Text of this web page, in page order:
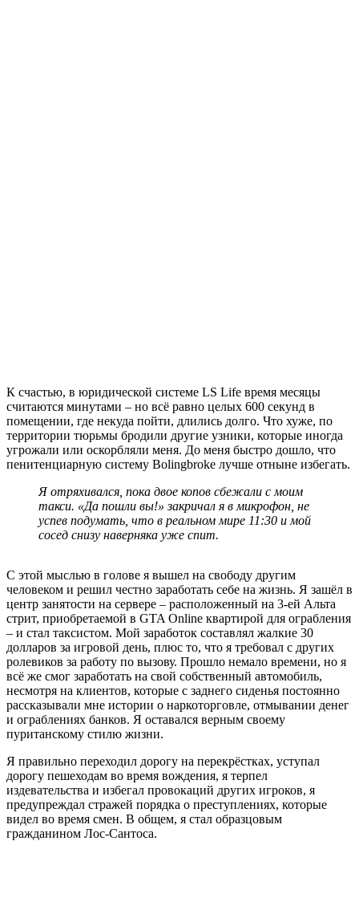
К счастью, в юридической системе LS Life время месяцы
считаются минутами – но всё равно целых 600 секунд в
помещении, где некуда пойти, длились долго. Что хуже, по
территории тюрьмы бродили другие узники, которые иногда
угрожали или оскорбляли меня. До меня быстро дошло, что
пенитенциарную систему Bolingbroke лучше отныне избегать.
Я отряхивался, пока двое копов сбежали с моим
такси. «Да пошли вы!» закричал я в микрофон, не
успев подумать, что в реальном мире 11:30 и мой
сосед снизу наверняка уже спит.
С этой мыслью в голове я вышел на свободу другим
человеком и решил честно заработать себе на жизнь. Я зашёл в
центр занятости на сервере – расположенный на 3-ей Альта
стрит, приобретаемой в GTA Online квартирой для ограбления
– и стал таксистом. Мой заработок составлял жалкие 30
долларов за игровой день, плюс то, что я требовал с других
ролевиков за работу по вызову. Прошло немало времени, но я
всё же смог заработать на свой собственный автомобиль,
несмотря на клиентов, которые с заднего сиденья постоянно
рассказывали мне истории о наркоторговле, отмывании денег
и ограблениях банков. Я оставался верным своему
пуританскому стилю жизни.
Я правильно переходил дорогу на перекрёстках, уступал
дорогу пешеходам во время вождения, я терпел
издевательства и избегал провокаций других игроков, я
предупреждал стражей порядка о преступлениях, которые
видел во время смен. В общем, я стал образцовым
гражданином Лос-Сантоса.